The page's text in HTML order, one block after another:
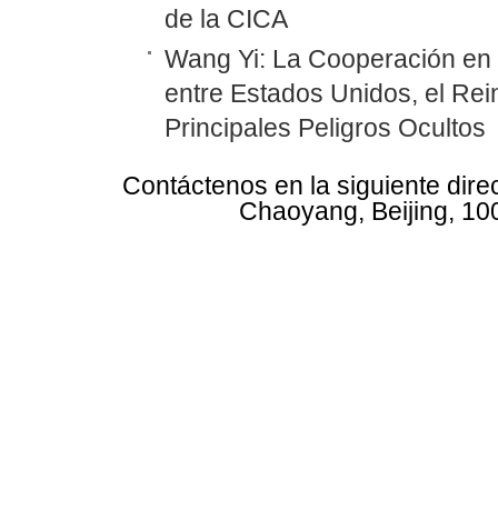
de la CICA
Wang Yi: La Cooperación
entre Estados Unidos, el
Principales Peligros Ocultos
Contáctenos en la siguiente
Chaoyang, Beijing,